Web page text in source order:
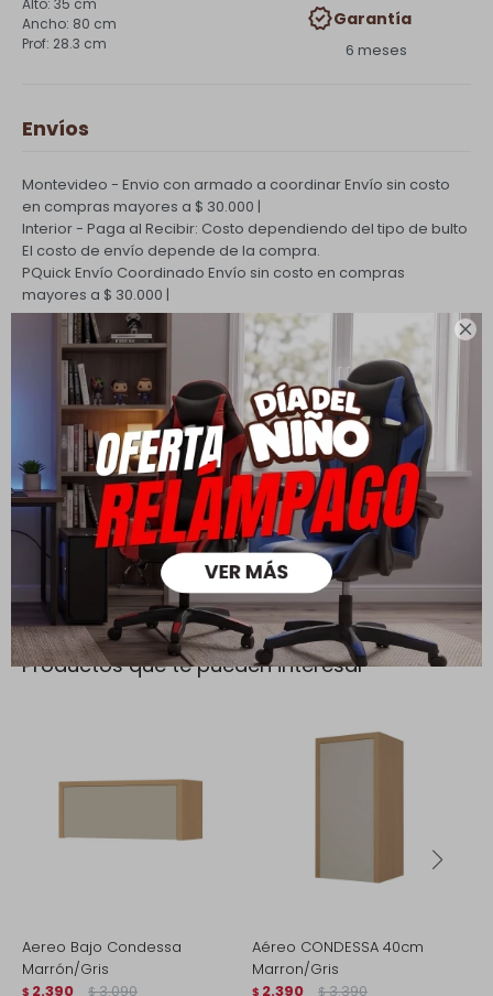

35 cm
80 cm
28.3 cm
Garantía
6 meses
Envíos
Montevideo - Envio con armado a coordinarEnvío sin costo
en compras mayores a $ 30.000 |
Interior - Paga al Recibir: Costo dependiendo del tipo de bulto
El costo de envío depende de la compra.
PQuick Envío Coordinado Envío sin costo en compras
mayores a $ 30.000 |
Cambios y Devoluciones
Todas las compras realizadas tienen un plazo de 5 días para
su cambio.
Ver mas
Medios de pago
Productos que te pueden interesar
Aereo Bajo Condessa
Marrón/Gris
$ 2.390 $ 3.090
Aéreo CONDESSA 40cm
Marron/Gris
$ 2.390 $ 3.390